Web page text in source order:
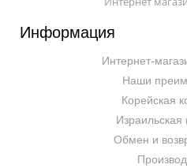
Информация
Интернет-
Наши
Корейская
Израильская
Обмен и